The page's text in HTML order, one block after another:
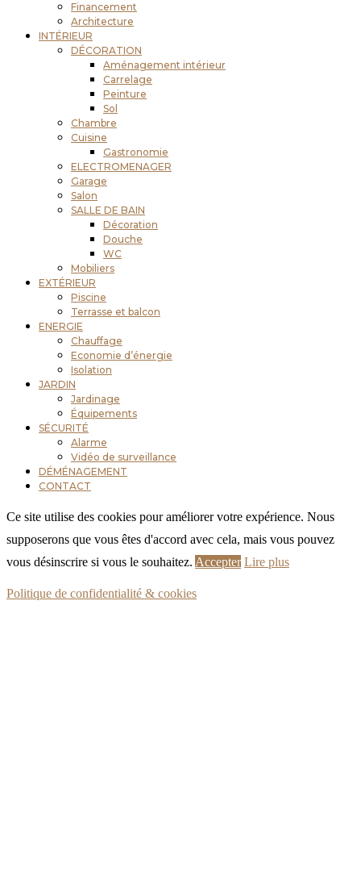
Financement
Architecture
INTÉRIEUR
DÉCORATION
Aménagement intérieur
Carrelage
Peinture
Sol
Chambre
Cuisine
Gastronomie
ELECTROMENAGER
Garage
Salon
SALLE DE BAIN
Décoration
Douche
WC
Mobiliers
EXTÉRIEUR
Piscine
Terrasse et balcon
ENERGIE
Chauffage
Economie d’énergie
Isolation
JARDIN
Jardinage
Équipements
SÉCURITÉ
Alarme
Vidéo de surveillance
DÉMÉNAGEMENT
CONTACT
Ce site utilise des cookies pour améliorer votre expérience. Nous
supposerons que vous êtes d'accord avec cela, mais vous pouvez
vous désinscrire si vous le souhaitez. Accepter Lire plus
Politique de confidentialité & cookies